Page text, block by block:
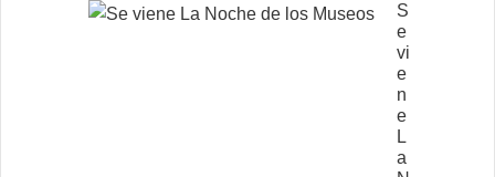
S
e
vi
e
n
e
L
a